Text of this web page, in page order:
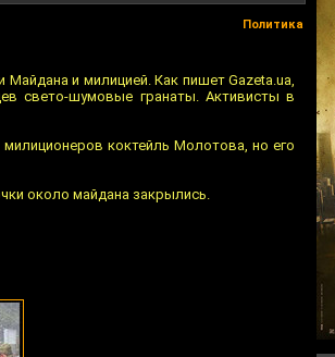
Политика
Майдана и милицией. Как пишет Gazeta.ua,
свето-шумовые гранаты. Активисты в
коктейль Молотова, но его
около майдана закрылись.